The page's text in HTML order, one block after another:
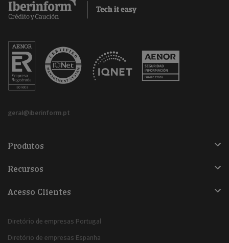
geral@iberinform.pt
Produtos
Recursos
Acesso Clientes
Diretório de empresas Portugal
Diretório de empresas Espanha